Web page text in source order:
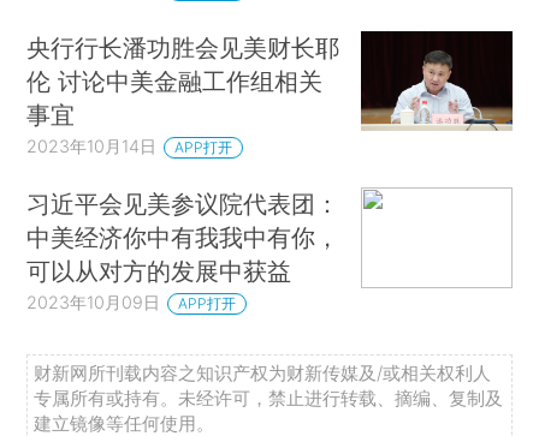
央行行长潘功胜会见美财长耶
伦 讨论中美金融工作组相关
事宜
2023年10月14日 APP打开
习近平会见美参议院代表团：
中美经济你中有我我中有你，
可以从对方的发展中获益
2023年10月09日 APP打开
财新网所刊载内容之知识产权为财新传媒及/或相关权利人
专属所有或持有。未经许可，禁止进行转载、摘编、复制及
建立镜像等任何使用。